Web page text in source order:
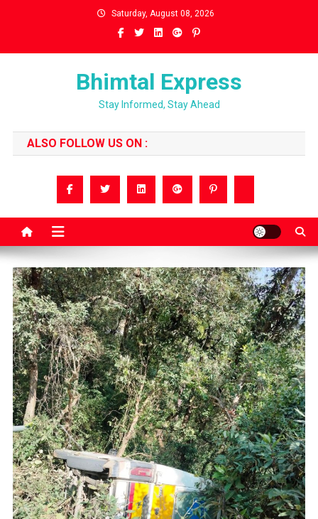
Saturday, August 08, 2026
Bhimtal Express
Stay Informed, Stay Ahead
ALSO FOLLOW US ON :